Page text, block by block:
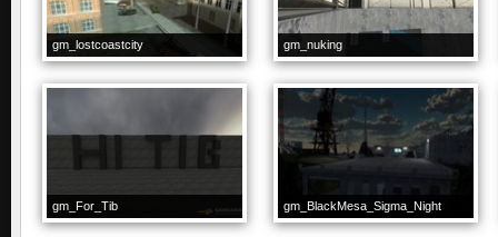
gm_lostcoastcity gm_nuking
gm_For_Tib gm_BlackMesa_Sigma_Night